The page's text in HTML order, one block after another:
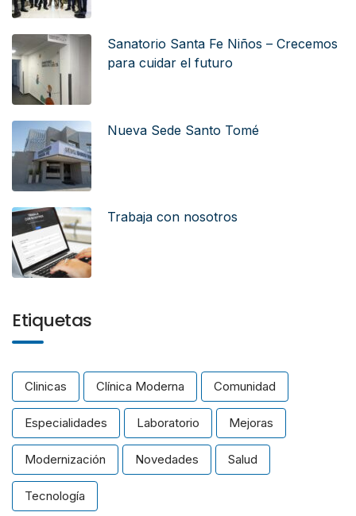
Sanatorio Santa Fe Niños – Crecemos
para cuidar el futuro
Nueva Sede Santo Tomé
Trabaja con nosotros
Etiquetas
Clinicas Clínica Moderna Comunidad
Especialidades Laboratorio Mejoras
Modernización Novedades Salud
Tecnología